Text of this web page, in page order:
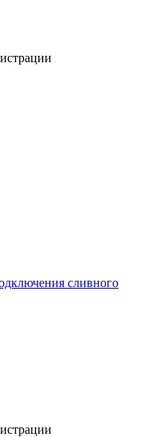
сливного